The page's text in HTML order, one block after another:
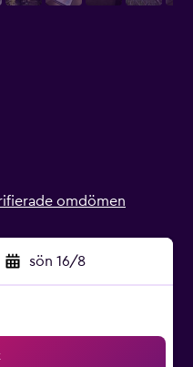
omdömen
sön 16/8